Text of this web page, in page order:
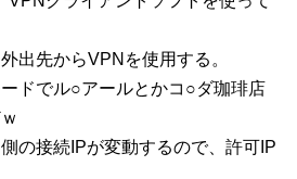
出先からVPNを使用する。
ドでル○アールとかコ○ダ珈琲店
の接続IPが変動するので、許可IP